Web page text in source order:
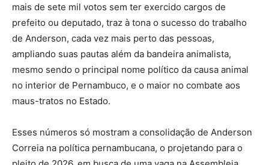
mais de sete mil votos sem ter exercido cargos de
prefeito ou deputado, traz à tona o sucesso do trabalho
de Anderson, cada vez mais perto das pessoas,
ampliando suas pautas além da bandeira animalista,
mesmo sendo o principal nome político da causa animal
no interior de Pernambuco, e o maior no combate aos
maus-tratos no Estado.
Esses números só mostram a consolidação de Anderson
Correia na política pernambucana, o projetando para o